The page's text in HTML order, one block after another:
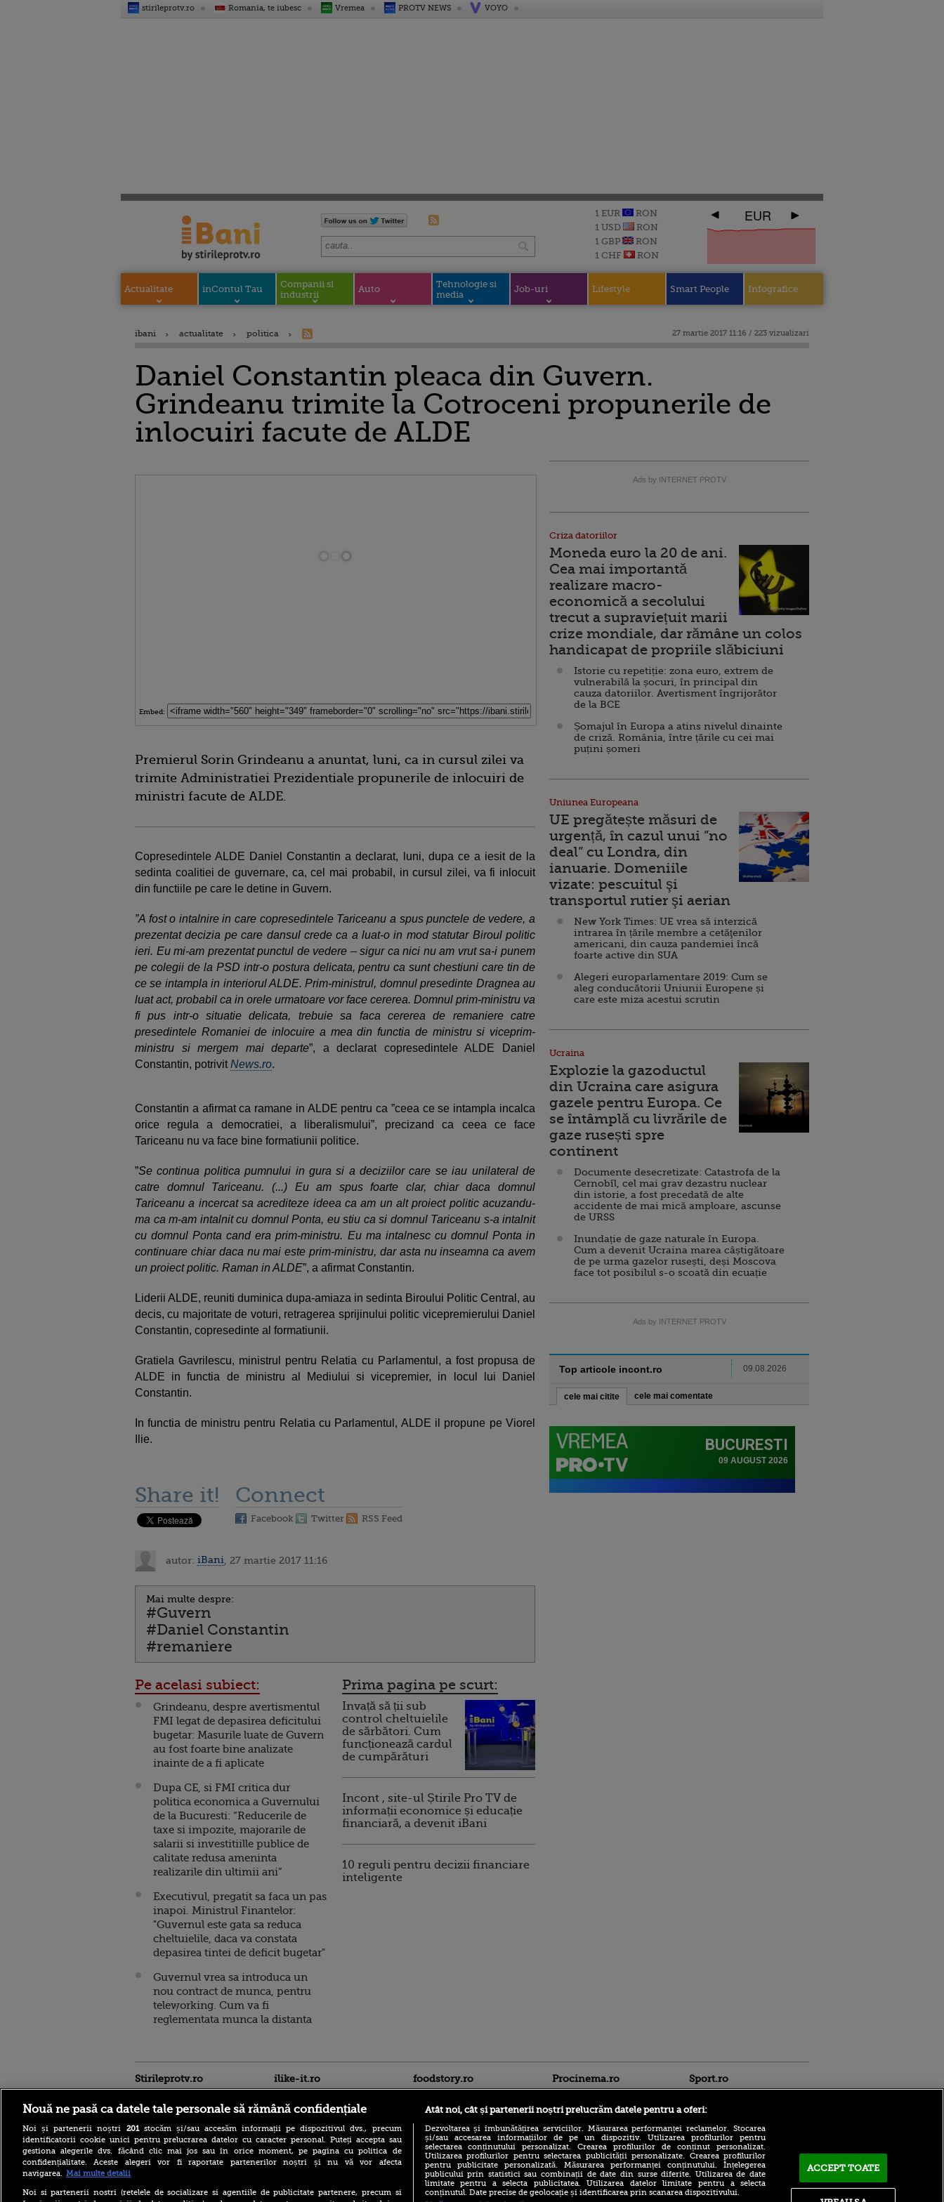
stirileprotv.ro Romania, te iubesc Vremea PROTV NEWS VOYO
1 EUR
RON
1 USD
RON
1 GBP
RON
1 CHF
RON
EUR
Actualitate inContul Tau
Companii si
industrii
Auto
Tehnologie si
media
Job-uri Lifestyle Smart People Infografice
ibani actualitate politica 27 martie 2017 11:16 / 223 vizualizari
Daniel Constantin pleaca din Guvern.
Grindeanu trimite la Cotroceni propunerile de
inlocuiri facute de ALDE
Embed:
Premierul Sorin Grindeanu a anuntat, luni, ca in cursul zilei va
trimite Administratiei Prezidentiale propunerile de inlocuiri de
ministri facute de ALDE.
Copresedintele ALDE Daniel Constantin a declarat, luni, dupa ce a iesit de la
sedinta coalitiei de guvernare, ca, cel mai probabil, in cursul zilei, va fi inlocuit
din functiile pe care le detine in Guvern.
”A fost o intalnire in care copresedintele Tariceanu a spus punctele de vedere, a
prezentat decizia pe care dansul crede ca a luat-o in mod statutar Biroul politic
ieri. Eu mi-am prezentat punctul de vedere – sigur ca nici nu am vrut sa-i punem
pe colegii de la PSD intr-o postura delicata, pentru ca sunt chestiuni care tin de
ce se intampla in interiorul ALDE. Prim-ministrul, domnul presedinte Dragnea au
luat act, probabil ca in orele urmatoare vor face cererea. Domnul prim-ministru va
fi pus intr-o situatie delicata, trebuie sa faca cererea de remaniere catre
presedintele Romaniei de inlocuire a mea din functia de ministru si viceprim-
ministru si mergem mai departe”, a declarat copresedintele ALDE Daniel
Constantin, potrivitNews.ro.
Constantin a afirmat ca ramane in ALDE pentru ca ”ceea ce se intampla incalca
orice regula a democratiei, a liberalismului”, precizand ca ceea ce face
Tariceanu nu va face bine formatiunii politice.
”Se continua politica pumnului in gura si a deciziilor care se iau unilateral de
catre domnul Tariceanu. (...) Eu am spus foarte clar, chiar daca domnul
Tariceanu a incercat sa acrediteze ideea ca am un alt proiect politic acuzandu-
ma ca m-am intalnit cu domnul Ponta, eu stiu ca si domnul Tariceanu s-a intalnit
cu domnul Ponta cand era prim-ministru. Eu ma intalnesc cu domnul Ponta in
continuare chiar daca nu mai este prim-ministru, dar asta nu inseamna ca avem
un proiect politic. Raman in ALDE”, a afirmat Constantin.
Liderii ALDE, reuniti duminica dupa-amiaza in sedinta Biroului Politic Central, au
decis, cu majoritate de voturi, retragerea sprijinului politic vicepremierului Daniel
Constantin, copresedinte al formatiunii.
Gratiela Gavrilescu, ministrul pentru Relatia cu Parlamentul, a fost propusa de
ALDE in functia de ministru al Mediului si vicepremier, in locul lui Daniel
Constantin.
In functia de ministru pentru Relatia cu Parlamentul, ALDE il propune pe Viorel
Ilie.
Share it! Connect
Facebook Twitter RSS Feed
autor: iBani , 27 martie 2017 11:16
Mai multe despre:
#Guvern
#Daniel Constantin
#remaniere
Pe acelasi subiect:
Grindeanu, despre avertismentul
FMI legat de depasirea deficitului
bugetar: Masurile luate de Guvern
au fost foarte bine analizate
inainte de a fi aplicate
Dupa CE, si FMI critica dur
politica economica a Guvernului
de la Bucuresti: “Reducerile de
taxe si impozite, majorarile de
salarii si investitiille publice de
calitate redusa ameninta
realizarile din ultimii ani”
Executivul, pregatit sa faca un pas
inapoi. Ministrul Finantelor:
"Guvernul este gata sa reduca
cheltuielile, daca va constata
depasirea tintei de deficit bugetar"
Guvernul vrea sa introduca un
nou contract de munca, pentru
teleworking. Cum va fi
reglementata munca la distanta
Prima pagina pe scurt:
Invață să ții sub
control cheltuielile
de sărbători. Cum
funcționează cardul
de cumpărături
Incont , site-ul Știrile Pro TV de
informații economice și educație
financiară, a devenit iBani
10 reguli pentru decizii financiare
inteligente
Ads by INTERNET PROTV
Criza datoriilor
Moneda euro la 20 de ani.
Cea mai importantă
realizare macro-
economică a secolului
trecut a supraviețuit marii
crize mondiale, dar rămâne un colos
handicapat de propriile slăbiciuni
Istorie cu repetiție: zona euro, extrem de
vulnerabilă la șocuri, în principal din
cauza datoriilor. Avertisment îngrijorător
de la BCE
Șomajul în Europa a atins nivelul dinainte
de criză. România, între țările cu cei mai
puțini șomeri
Uniunea Europeana
UE pregătește măsuri de
urgență, în cazul unui ”no
deal” cu Londra, din
ianuarie. Domeniile
vizate: pescuitul şi
transportul rutier şi aerian
New York Times: UE vrea să interzică
intrarea în țările membre a cetăţenilor
americani, din cauza pandemiei încă
foarte active din SUA
Alegeri europarlamentare 2019: Cum se
aleg conducătorii Uniunii Europene și
care este miza acestui scrutin
Ucraina
Explozie la gazoductul
din Ucraina care asigura
gazele pentru Europa. Ce
se întâmplă cu livrările de
gaze rusești spre
continent
Documente desecretizate: Catastrofa de la
Cernobîl, cel mai grav dezastru nuclear
din istorie, a fost precedată de alte
accidente de mai mică amploare, ascunse
de URSS
Inundație de gaze naturale în Europa.
Cum a devenit Ucraina marea câștigătoare
de pe urma gazelor rusești, deși Moscova
face tot posibilul s-o scoată din ecuație
Ads by INTERNET PROTV
Top articole incont.ro 09.08.2026
cele mai citite cele mai comentate
Stirileprotv.ro ilike-it.ro foodstory.ro
(P) Descoperă Lumea
Evenimentelor din România
cu Transilvania Events!
Procinema.ro
Nikolaj Coster-Waldau din
Urzeala Tronurilor și
Sport.ro
Unde vedeți UTA peste
cinci ani?” Răspunsul lui
Alexandru Meszar
Nouă ne pasă ca datele tale personale să rămână confidențiale
Noi și partenerii noștri 201stocăm și/sau accesăm informații pe dispozitivul dvs., precum
identificatorii cookie unici pentru prelucrarea datelor cu caracter personal. Puteți accepta sau
gestiona alegerile dvs. făcând clic mai jos sau în orice moment, pe pagina cu politica de
confidențialitate. Aceste alegeri vor fi raportate partenerilor noștri și nu vă vor afecta
navigarea. Mai multe detalii
Noi si partenerii nostri (retelele de socializare si agentiile de publicitate partenere, precum si
Atât noi, cât și partenerii noștri prelucrăm datele pentru a oferi:
Dezvoltarea și îmbunătățirea serviciilor. Măsurarea performanței reclamelor. Stocarea
și/sau accesarea informațiilor de pe un dispozitiv. Utilizarea profilurilor pentru
selectarea conținutului personalizat. Crearea profilurilor de conținut personalizat.
Utilizarea profilurilor pentru selectarea publicității personalizate. Crearea profilurilor
pentru publicitate personalizată. Măsurarea performanței conținutului. Înțelegerea
publicului prin statistici sau combinații de date din surse diferite. Utilizarea de date
limitate pentru a selecta publicitatea. Utilizarea datelor limitate pentru a selecta
conținutul. Date precise de geolocație și identificarea prin scanarea dispozitivului.
ACCEPT TOATE